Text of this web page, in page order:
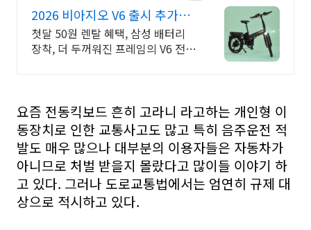
2026 비아지오 V6 출시 추가금
0원, 출퇴근자전거마련
첫달 50원 렌탈 혜택, 삼성 배터리
장착, 더 두꺼워진 프레임의 V6 전기
요즘 전동킥보드 흔히 고라니 라고하는 개인형 이
동장치로 인한 교통사고도 많고 특히 음주운전 적
발도 매우 많으나 대부분의 이용자들은 자동차가
아니므로 처벌 받을지 몰랐다고 많이들 이야기 하
고 있다. 그러나 도로교통법에서는 엄연히 규제 대
상으로 적시하고 있다.